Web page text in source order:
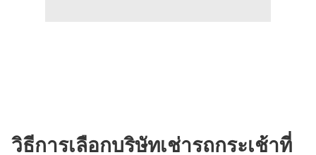
วิธีการเลือกบริษัทเช่ารถกระเช้าที่